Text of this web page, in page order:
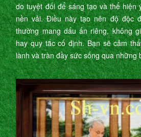
do tuyệt đối để sáng tạo và thể hiện
nền vải. Điều này tạo nên độ độc
thường mang dấu ấn riêng, không
hay quy tắc cố định. Bạn sẽ cảm
lành và tràn đầy sức sống qua những